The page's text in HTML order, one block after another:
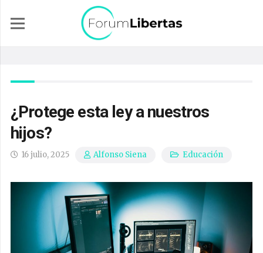
¿Protege esta ley a nuestros
hijos?
16 julio, 2025 Alfonso Siena Educación